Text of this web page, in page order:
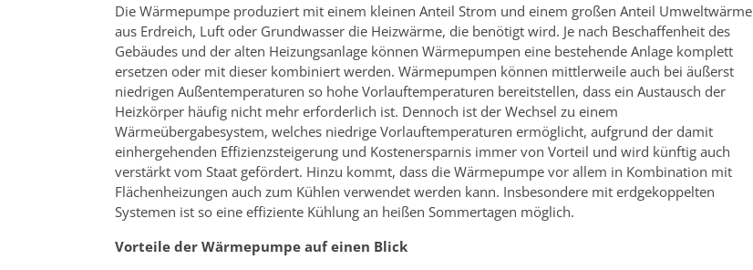
Die Wärmepumpe produziert mit einem kleinen Anteil Strom und einem großen Anteil Umweltwärme
aus Erdreich, Luft oder Grundwasser die Heizwärme, die benötigt wird. Je nach Beschaffenheit des
Gebäudes und der alten Heizungsanlage können Wärmepumpen eine bestehende Anlage komplett
ersetzen oder mit dieser kombiniert werden. Wärmepumpen können mittlerweile auch bei äußerst
niedrigen Außentemperaturen so hohe Vorlauftemperaturen bereitstellen, dass ein Austausch der
Heizkörper häufig nicht mehr erforderlich ist. Dennoch ist der Wechsel zu einem
Wärmeübergabesystem, welches niedrige Vorlauftemperaturen ermöglicht, aufgrund der damit
einhergehenden Effizienzsteigerung und Kostenersparnis immer von Vorteil und wird künftig auch
verstärkt vom Staat gefördert. Hinzu kommt, dass die Wärmepumpe vor allem in Kombination mit
Flächenheizungen auch zum Kühlen verwendet werden kann. Insbesondere mit erdgekoppelten
Systemen ist so eine effiziente Kühlung an heißen Sommertagen möglich.
Vorteile der Wärmepumpe auf einen Blick